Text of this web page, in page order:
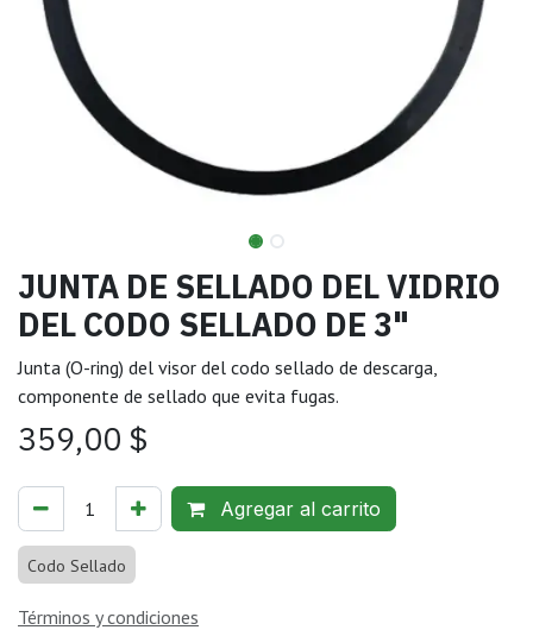
JUNTA DE SELLADO DEL VIDRIO
DEL CODO SELLADO DE 3"
Junta (O-ring) del visor del codo sellado de descarga,
componente de sellado que evita fugas.
359,00 $
Agregar al carrito
Codo Sellado
Términos y condiciones